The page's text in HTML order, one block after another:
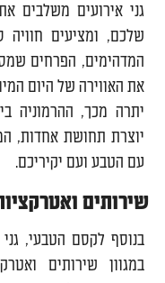
גני אירועים משלבים
שלכם, ומציעים חוויה
המדהימים, הפרחים
את האווירה של היום
יתרה מכך, ההרמוניה
יוצרת תחושת אחדות,
עם הטבע ועם יקיריכם.
שירותים
בנוסף לקסם הטבעי,
במגוון שירותים